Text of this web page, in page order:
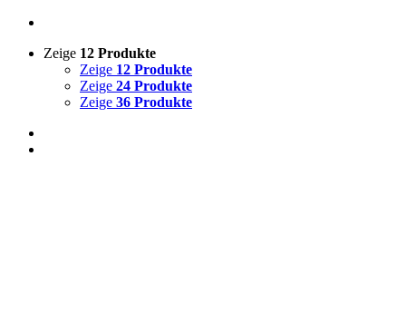
Zeige 12 Produkte
Zeige 12 Produkte
Zeige 24 Produkte
Zeige 36 Produkte